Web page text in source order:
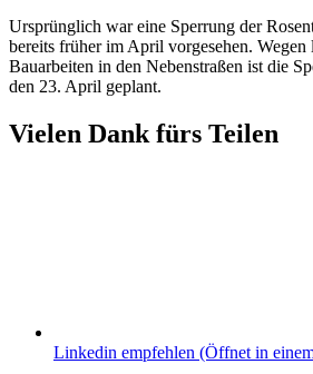
Ursprünglich war eine Sperrung der
bereits früher im April vorgesehen. Wegen
Bauarbeiten in den Nebenstraßen ist die
den 23. April geplant.
Vielen Dank fürs Teilen
Linkedin empfehlen (Öffnet in